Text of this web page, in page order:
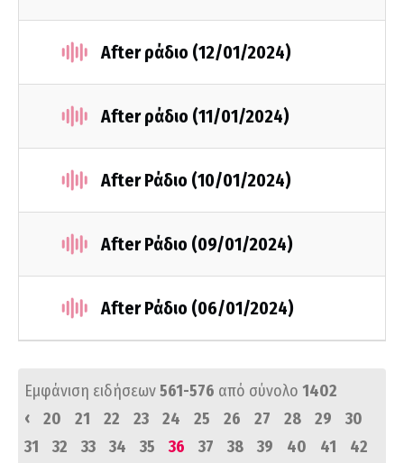
After ράδιο (12/01/2024)
After ράδιο (11/01/2024)
After Ράδιο (10/01/2024)
After Ράδιο (09/01/2024)
After Ράδιο (06/01/2024)
Εμφάνιση ειδήσεων561-576 από σύνολο 1402
‹
20 21 22 23 24 25 26 27 28 29
30
31
32 33 34 35 36 37 38 39 40 41
42